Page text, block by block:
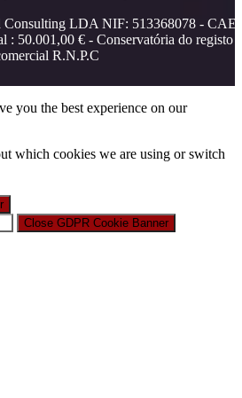
Consulting LDA NIF: 513368078 - CAE:
: 50.001,00 € - Conservatória do registo
R.N.P.C
you the best experience on our
which cookies we are using or switch
Close GDPR Cookie Banner